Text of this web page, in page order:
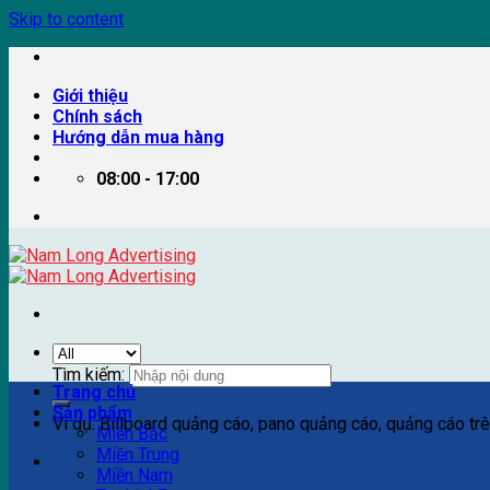
Skip to content
Giới thiệu
Chính sách
Hướng dẫn mua hàng
08:00 - 17:00
Tìm kiếm:
Ví dụ: Billboard quảng cáo, pano quảng cáo, quảng cáo
Trang chủ
Sản phẩm
Miền Bắc
Miền Trung
Miền Nam